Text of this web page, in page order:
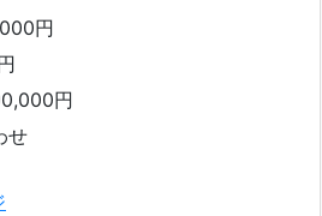
円
円
せ